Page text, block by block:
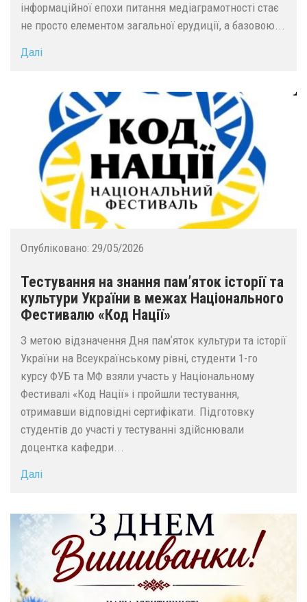
інформаційної епохи питання медіаграмотності стає
не просто елементом загальної ерудиції, а базовою...
Далі
Опубліковано: 29/05/2026
Тестування на знання памʼяток історії та
культури України в межах Національного
Фестивалю «Код Нації»
З метою відзначення Дня памʼяток культури та історії
України на Всеукраїнському рівні, студенти 1-го
курсу ФУБ та МФ взяли участь у Національному
Фестивалі «Код Нації» і пройшли тестування,
отримавши відповідні сертифікати. Підготовку
студентів до участі у тестуванні здійснювали
доцентка кафедри...
Далі